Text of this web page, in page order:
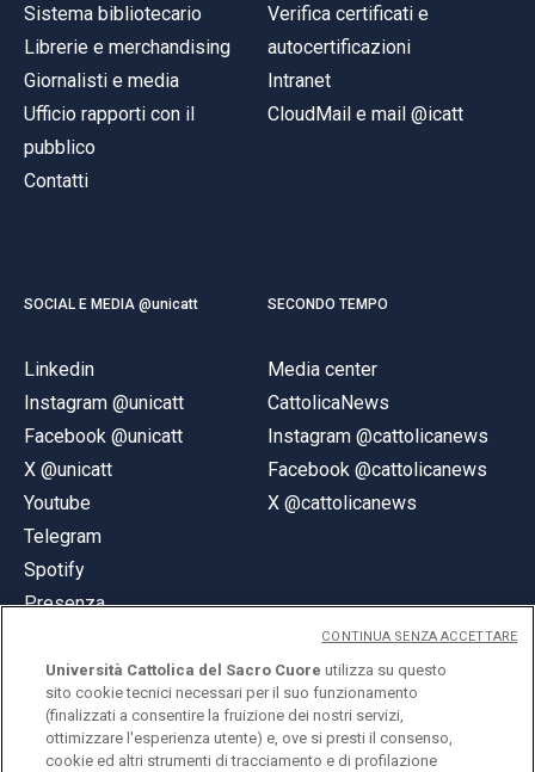
Sistema bibliotecario
Librerie e merchandising
Giornalisti e media
Ufficio rapporti con il
pubblico
Contatti
Verifica certificati e
autocertificazioni
Intranet
CloudMail e mail @icatt
SOCIAL E MEDIA @unicatt
Linkedin
Instagram @unicatt
Facebook @unicatt
X @unicatt
Youtube
Telegram
Spotify
Presenza
SECONDO TEMPO
Media center
CattolicaNews
Instagram @cattolicanews
Facebook @cattolicanews
X @cattolicanews
© Università Cattolica del Sacro Cuore
Università Cattolica del Sacro Cuore utilizza su questo
sito cookie tecnici necessari per il suo funzionamento
(finalizzati a consentire la fruizione dei nostri servizi,
ottimizzare l'esperienza utente) e, ove si presti il consenso,
cookie ed altri strumenti di tracciamento e di profilazione
CONTINUA SENZA ACCETTARE